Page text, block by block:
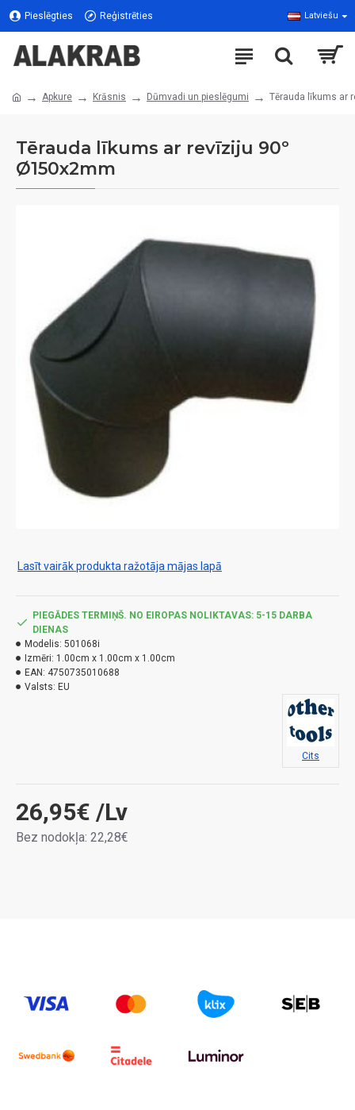
Pieslēgties Reģistrēties Latviešu
Apkure Krāsnis Dūmvadi un pieslēgumi Tērauda līkums ar
Tērauda līkums ar revīziju 90º
Ø150x2mm
Lasīt vairāk produkta ražotāja mājas lapā
26,95€ /Lv
Bez nodokļa: 22,28€
PIEGĀDES TERMIŅŠ. NO EIROPAS NOLIKTAVAS: 5-15 DARBA
DIENAS
Modelis: 501068i
Izmēri: 1.00cm x 1.00cm x 1.00cm
EAN: 4750735010688
Valsts: EU
Cits